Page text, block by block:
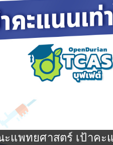
แพทยศาสตร์ เป้าคะ